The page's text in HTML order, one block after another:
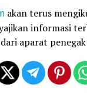
akan terus
informasi
aparat